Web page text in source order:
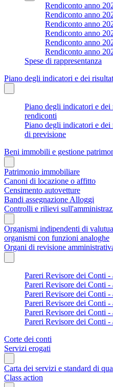
Rendiconto anno
Rendiconto anno
Rendiconto anno
Rendiconto anno
Rendiconto anno
Rendiconto anno
Spese di rappresentanza
Piano degli indicatori e dei
Piano degli indicatori e
rendiconti
Piano degli indicatori e
di previsione
Beni immobili e gestione
Patrimonio immobiliare
Canoni di locazione o affitto
Censimento autovetture
Bandi assegnazione Alloggi
Controlli e rilievi
Organismi indipendenti di
organismi con funzioni analoghe
Organi di revisione
Pareri Revisore dei Conti -
Pareri Revisore dei Conti -
Pareri Revisore dei Conti -
Pareri Revisore dei Conti -
Pareri Revisore dei Conti -
Pareri Revisore dei Conti -
Corte dei conti
Servizi erogati
Carta dei servizi e standard di
Class action